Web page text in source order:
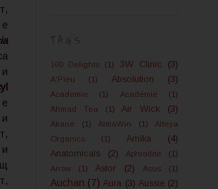
100 Delights (1) 3W Clinic (3)
A'Pieu (1) Absolution (3)
Academie (1) Académie
(1)
Ahmad Tea
(1) Air Wick (3)
Akane (1) AlmaWin (1)
Alteya
Organics
(1) Amika
(4)
Anatomicals
(2) Aphrodite
(1)
Arrow
(1) Astor (2) Asus (1)
Auchan (7) Aura (3) Aussie (2)